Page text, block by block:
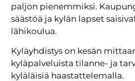
paljon pienemmiksi.
säästöä ja kylän lapset
lähikoulua.
Kyläyhdistys on kesän
kyläpalveluista tilanne- ja
kyläläisiä haastattelemalla.